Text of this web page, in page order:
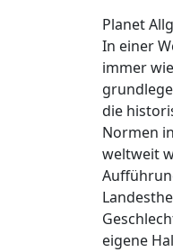
Planet
In einer
immer
die
Normen
weltweit
eigene